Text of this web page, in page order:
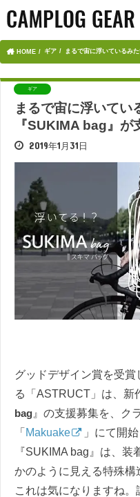
HOME ギア まるで宙に浮いているみ
ギア
まるで宙に浮いてい
『SUKIMA bag』が
2019年1月31日
グッドデザイン賞を受
る「ASTRUCT」は、新
bag 』の支援募集を、ク
「 Makuake
」にて開
『SUKIMA bag』は、
かのように見える特殊構
これは気になりますね。